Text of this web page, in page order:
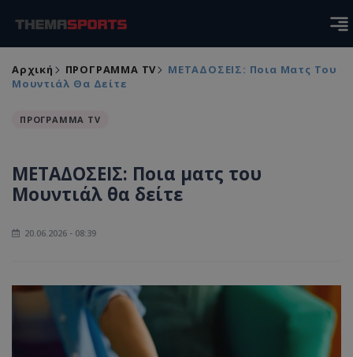
Αρχική ΠΡΟΓΡΑΜΜΑ TV
ΜΕΤΑΔΟΣΕΙΣ: Ποια Ματς Του
Μουντιάλ Θα Δείτε
ΠΡΟΓΡΑΜΜΑ TV
ΜΕΤΑΔΟΣΕΙΣ: Ποια ματς του
Μουντιάλ θα δείτε
20.06.2026 - 08:39